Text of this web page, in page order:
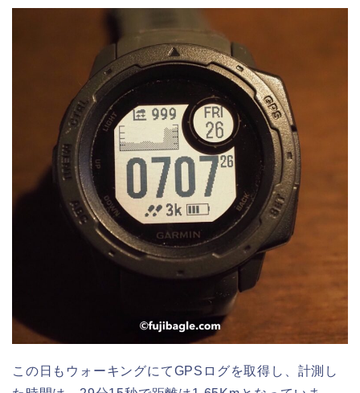
この日もウォーキングにてGPSログを取得し、計測し